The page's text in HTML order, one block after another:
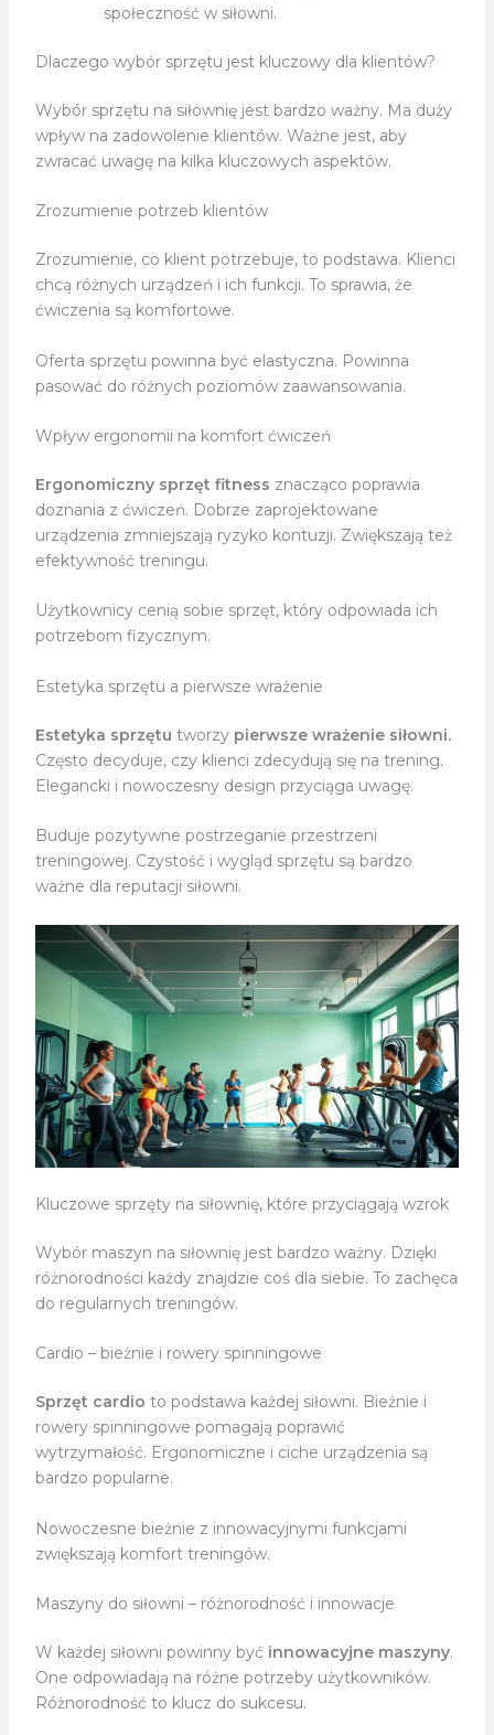
społeczność w siłowni.
Dlaczego wybór sprzętu jest kluczowy dla klientów?
Wybór sprzętu na siłownię jest bardzo ważny. Ma duży
wpływ na zadowolenie klientów. Ważne jest, aby
zwracać uwagę na kilka kluczowych aspektów.
Zrozumienie potrzeb klientów
Zrozumienie, co klient potrzebuje, to podstawa. Klienci
chcą różnych urządzeń i ich funkcji. To sprawia, że
ćwiczenia są komfortowe.
Oferta sprzętu powinna być elastyczna. Powinna
pasować do różnych poziomów zaawansowania.
Wpływ ergonomii na komfort ćwiczeń
Ergonomiczny sprzęt fitness znacząco poprawia
doznania z ćwiczeń. Dobrze zaprojektowane
urządzenia zmniejszają ryzyko kontuzji. Zwiększają też
efektywność treningu.
Użytkownicy cenią sobie sprzęt, który odpowiada ich
potrzebom fizycznym.
Estetyka sprzętu a pierwsze wrażenie
Estetyka sprzętu tworzy pierwsze wrażenie siłowni.
Często decyduje, czy klienci zdecydują się na trening.
Elegancki i nowoczesny design przyciąga uwagę.
Buduje pozytywne postrzeganie przestrzeni
treningowej. Czystość i wygląd sprzętu są bardzo
ważne dla reputacji siłowni.
Kluczowe sprzęty na siłownię, które przyciągają wzrok
Wybór maszyn na siłownię jest bardzo ważny. Dzięki
różnorodności każdy znajdzie coś dla siebie. To zachęca
do regularnych treningów.
Cardio – bieżnie i rowery spinningowe
Sprzęt cardio to podstawa każdej siłowni. Bieżnie i
rowery spinningowe pomagają poprawić
wytrzymałość. Ergonomiczne i ciche urządzenia są
bardzo popularne.
Nowoczesne bieżnie z innowacyjnymi funkcjami
zwiększają komfort treningów.
Maszyny do siłowni – różnorodność i innowacje
W każdej siłowni powinny być innowacyjne maszyny.
One odpowiadają na różne potrzeby użytkowników.
Różnorodność to klucz do sukcesu.